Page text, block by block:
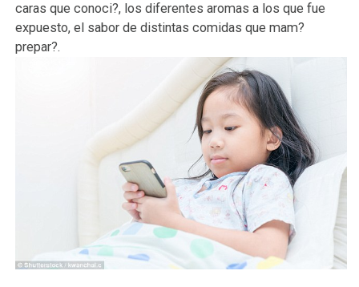
caras que conoci?, los diferentes aromas a los que fue
expuesto, el sabor de distintas comidas que mam?
prepar?.